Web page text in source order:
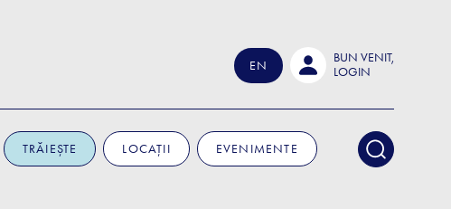
EN
BUN VENIT,
LOGIN
TRĂIEȘTE LOCAȚII EVENIMENTE